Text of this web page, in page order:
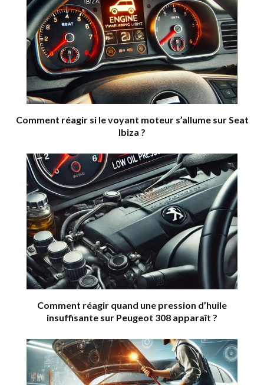
Comment réagir si le voyant moteur s’allume sur Seat
Ibiza ?
Comment réagir quand une pression d’huile
insuffisante sur Peugeot 308 apparaît ?